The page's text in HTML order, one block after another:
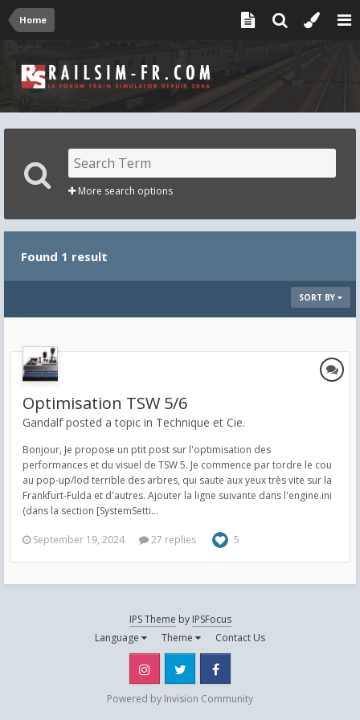
Home
More search options
Found 1 result
SORT BY
Optimisation TSW 5/6
Gandalf posted a topic in Technique et Cie.
Bonjour, Je propose un ptit post sur l'optimisation des
performances et du visuel de TSW 5. Je commence par tordre le cou
au pop-up/lod terrible des arbres, qui saute aux yeux très vite sur la
Frankfurt-Fulda et d'autres. Ajouter la ligne suivante dans l'engine.ini
(dans la section [SystemSetti...
September 19, 2024 27 replies 5
IPS Theme by IPSFocus
Language
Theme Contact Us
Instagram Twitter
Powered by Invision Community